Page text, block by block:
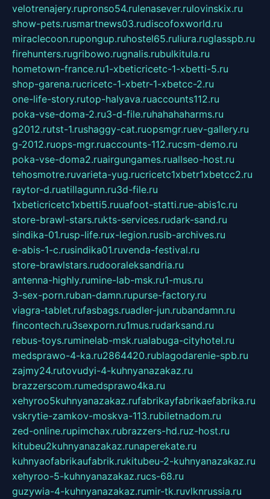
velotrenajery.rupronso54.rulenasever.rulovinskix.ru
show-pets.rusmartnews03.rudiscofoxworld.ru
miraclecoon.rupongup.ruhostel65.ruliura.ruglasspb.ru
firehunters.rugribowo.rugnalis.rubulkitula.ru
hometown-france.ru1-xbeticricetc-1-xbetti-5.ru
shop-garena.rucricetc-1-xbetr-1-xbetcc-2.ru
one-life-story.rutop-halyava.ruaccounts112.ru
poka-vse-doma-2.ru3-d-file.ruhahahaharms.ru
g2012.rutst-1.rushaggy-cat.ruopsmgr.ruev-gallery.ru
g-2012.ruops-mgr.ruaccounts-112.rucsm-demo.ru
poka-vse-doma2.ruairgungames.ruallseo-host.ru
tehosmotre.ruvarieta-yug.rucricetc1xbetr1xbetcc2.ru
raytor-d.ruatillagunn.ru3d-file.ru
1xbeticricetc1xbetti5.ruuafoot-statti.rue-abis1c.ru
store-brawl-stars.rukts-services.rudark-sand.ru
sindika-01.rusp-life.rux-legion.rusib-archives.ru
e-abis-1-c.rusindika01.ruvenda-festival.ru
store-brawlstars.rudooraleksandria.ru
antenna-highly.rumine-lab-msk.ru1-mus.ru
3-sex-porn.ruban-damn.rupurse-factory.ru
viagra-tablet.rufasbags.ruadler-jun.rubandamn.ru
fincontech.ru3sexporn.ru1mus.rudarksand.ru
rebus-toys.ruminelab-msk.rualabuga-cityhotel.ru
medsprawo-4-ka.ru2864420.rublagodarenie-spb.ru
zajmy24.rutovudyi-4-kuhnyanazakaz.ru
brazzerscom.rumedsprawo4ka.ru
xehyroo5kuhnyanazakaz.rufabrikayfabrikaefabrika.ru
vskrytie-zamkov-moskva-113.rubiletnadom.ru
zed-online.rupimchax.rubrazzers-hd.ruz-host.ru
kitubeu2kuhnyanazakaz.runaperekate.ru
kuhnyaofabrikaufabrik.rukitubeu-2-kuhnyanazakaz.ru
xehyroo-5-kuhnyanazakaz.rucs-68.ru
guzywia-4-kuhnyanazakaz.rumir-tk.ruvlknrussia.ru